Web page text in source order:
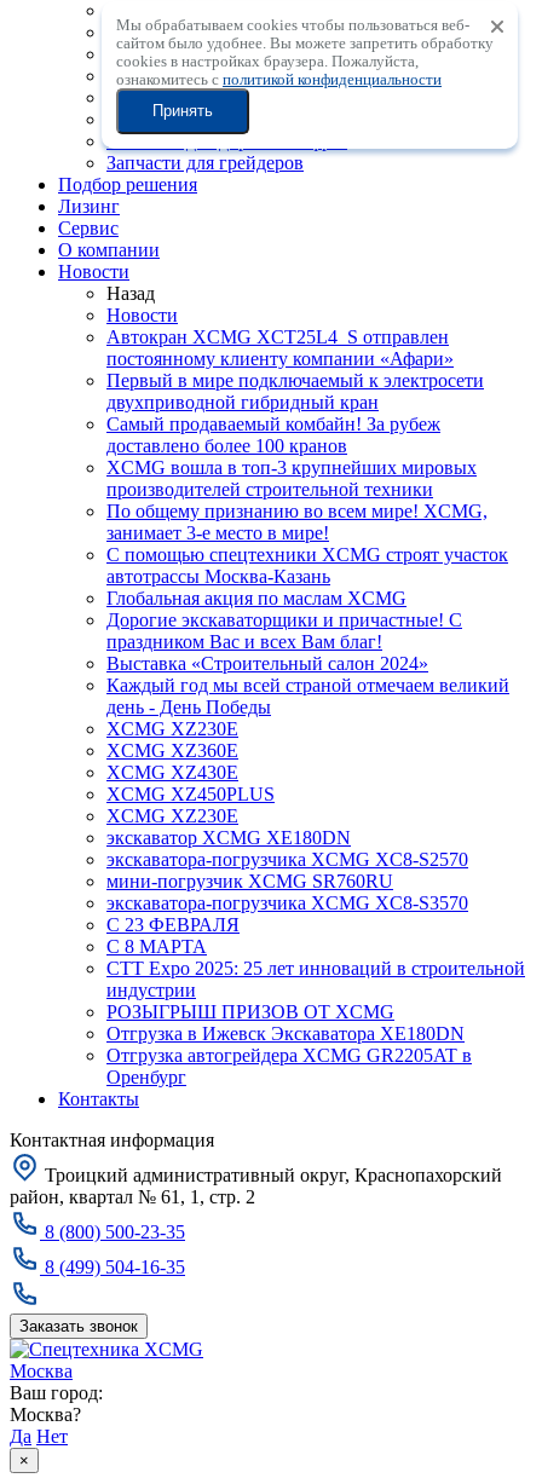
Запчасти для телескопических погрузчиков
Запчасти для автокранов
Запчасти для катков
Запчасти для экскаваторов
Запчасти для асфальтоукладчиков
Запчасти для дорожных фрез
Запчасти для грейдеров
Подбор решения
Лизинг
Сервис
О компании
Новости
Назад
Новости
Автокран XCMG XCT25L4_S отправлен
постоянному клиенту компании «Афари»
Первый в мире подключаемый к электросети
двухприводной гибридный кран
Самый продаваемый комбайн! За рубеж
доставлено более 100 кранов
XCMG вошла в топ-3 крупнейших мировых
производителей строительной техники
По общему признанию во всем мире! XCMG,
занимает 3-е место в мире!
С помощью спецтехники XCMG строят участок
автотрассы Москва-Казань
Глобальная акция по маслам XCMG
Дорогие экскаваторщики и причастные! С
праздником Вас и всех Вам благ!
Выставка «Строительный салон 2024»
Каждый год мы всей страной отмечаем великий
день - День Победы
XCMG XZ230E
XCMG XZ360E
XCMG XZ430E
XCMG XZ450PLUS
XCMG XZ230E
экскаватор XCMG XE180DN
экскаватора-погрузчика XCMG XC8-S2570
мини-погрузчик XCMG SR760RU
экскаватора-погрузчика XCMG XC8-S3570
С 23 ФЕВРАЛЯ
С 8 МАРТА
CTT Expo 2025: 25 лет инноваций в строительной
индустрии
РОЗЫГРЫШ ПРИЗОВ ОТ XCMG
Отгрузка в Ижевск Экскаватора XE180DN
Отгрузка автогрейдера XCMG GR2205AT в
Оренбург
Контакты
Контактная информация
Троицкий административный округ, Краснопахорский
район, квартал № 61, 1, стр. 2
8 (800) 500-23-35
8 (499) 504-16-35
Заказать звонок
Москва
Ваш город:
Москва?
Да Нет
×
Мы обрабатываем cookies чтобы пользоваться веб-
сайтом было удобнее. Вы можете запретить обработку
сookies в настройках браузера. Пожалуйста,
ознакомитесь с политикой конфиденциальности
Принять